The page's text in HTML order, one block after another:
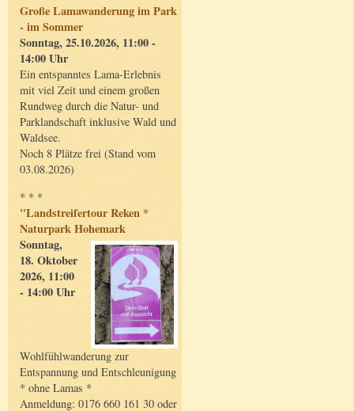
Große Lamawanderung im Park
- im Sommer
Sonntag, 25.10.2026, 11:00 -
14:00 Uhr
Ein entspanntes Lama-Erlebnis
mit viel Zeit und einem großen
Rundweg durch die Natur- und
Parklandschaft inklusive Wald und
Waldsee.
Noch 8 Plätze frei (Stand vom
03.08.2026)
* * *
"Landstreifertour Reken *
Naturpark Hohemark
Sonntag,
18. Oktober
2026, 11:00
- 14:00 Uhr
Wohlfühlwanderung zur
Entspannung und Entschleunigung
* ohne Lamas *
Anmeldung: 0176 660 161 30 oder